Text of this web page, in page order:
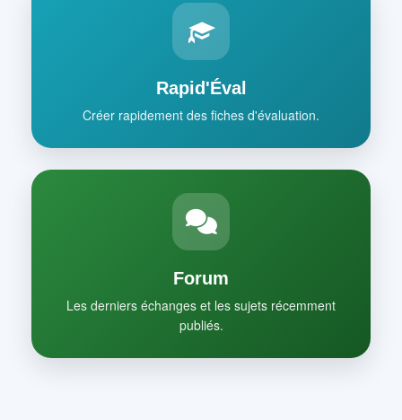
Rapid'Éval
Créer rapidement des fiches d'évaluation.
Forum
Les derniers échanges et les sujets récemment
publiés.